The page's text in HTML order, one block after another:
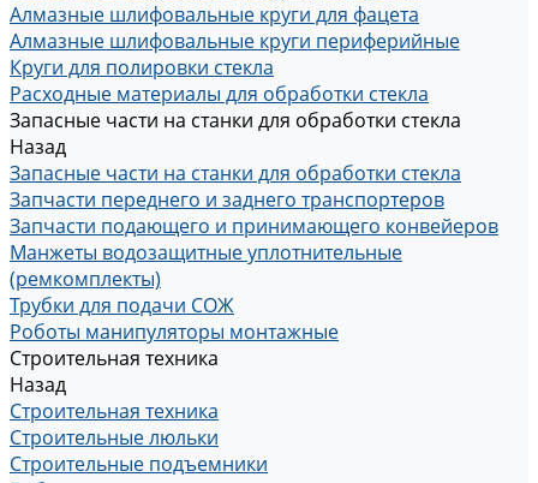
Алмазные шлифовальные круги для фацета
Алмазные шлифовальные круги периферийные
Круги для полировки стекла
Расходные материалы для обработки стекла
Запасные части на станки для обработки стекла
Назад
Запасные части на станки для обработки стекла
Запчасти переднего и заднего транспортеров
Запчасти подающего и принимающего конвейеров
Манжеты водозащитные уплотнительные
(ремкомплекты)
Трубки для подачи СОЖ
Роботы манипуляторы монтажные
Строительная техника
Назад
Строительная техника
Строительные люльки
Строительные подъемники